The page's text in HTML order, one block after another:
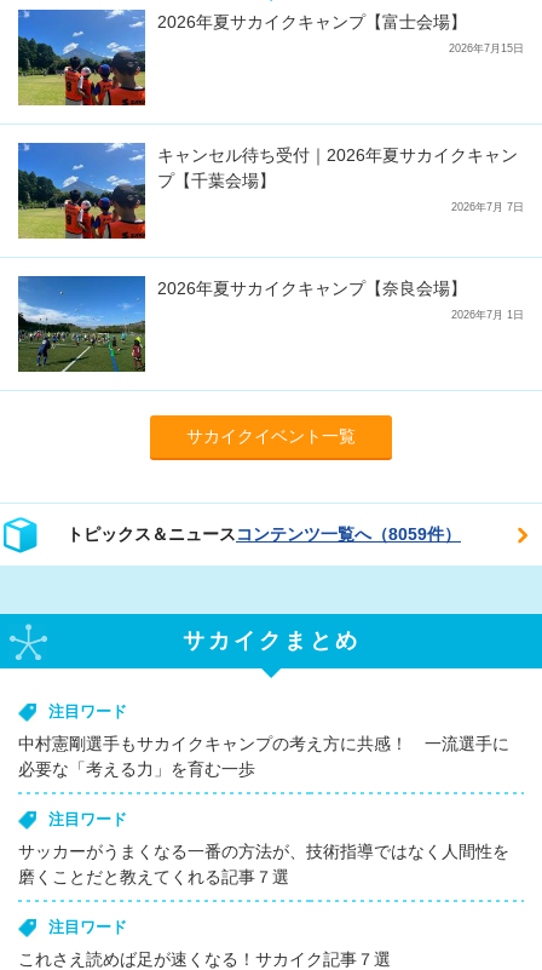
2026年夏サカイクキャンプ【富士会場】
2026年7月15日
キャンセル待ち受付｜2026年夏サカイクキャン
プ【千葉会場】
2026年7月 7日
2026年夏サカイクキャンプ【奈良会場】
2026年7月 1日
サカイクイベント一覧
トピックス＆ニュースコンテンツ一覧へ（8059件）
サカイクまとめ
注目ワード
中村憲剛選手もサカイクキャンプの考え方に共感！ 一流選手に
必要な「考える力」を育む一歩
注目ワード
サッカーがうまくなる一番の方法が、技術指導ではなく人間性を
磨くことだと教えてくれる記事７選
注目ワード
これさえ読めば足が速くなる！サカイク記事７選